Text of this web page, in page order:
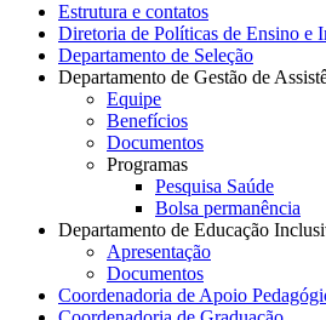
Estrutura e contatos
Diretoria de Políticas de Ensino e
Departamento de Seleção
Departamento de Gestão de
Equipe
Benefícios
Documentos
Programas
Pesquisa Saúde
Bolsa permanência
Departamento de Educação
Apresentação
Documentos
Coordenadoria de Apoio